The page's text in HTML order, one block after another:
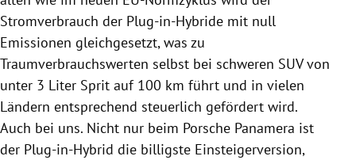
Untermenü
Untermenü
Stromverbrauch der Plug-in-Hybride mit null
Emissionen gleichgesetzt, was zu
Traumverbrauchswerten selbst bei schweren SUV von
unter 3 Liter Sprit auf 100 km führt und in vielen
Ländern entsprechend steuerlich gefördert wird.
Auch bei uns. Nicht nur beim Porsche Panamera ist
der Plug-in-Hybrid die billigste Einsteigerversion,